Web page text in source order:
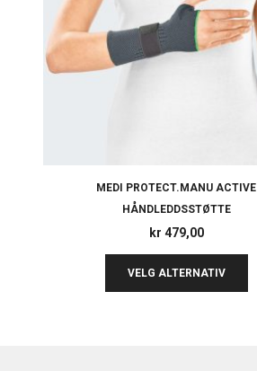
MEDI PROTECT.MANU ACTIVE
HÅNDLEDDSSTØTTE
kr 479,00
VELG ALTERNATIV